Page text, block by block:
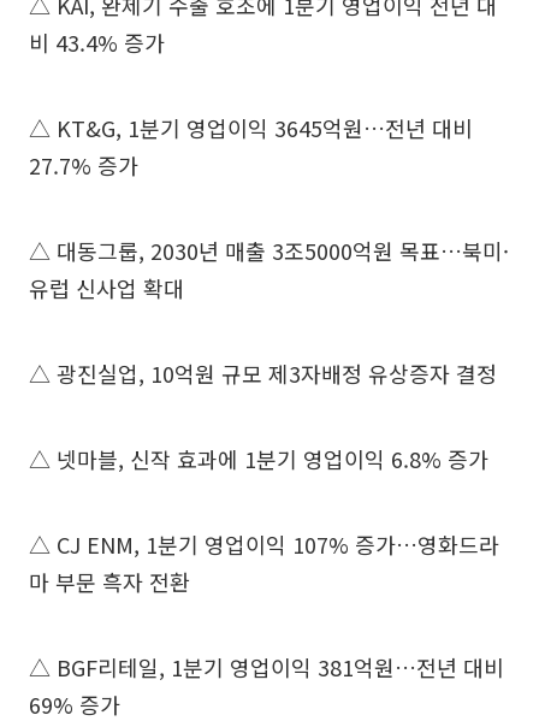
비 43.4% 증가
△ KT&G, 1분기 영업이익 3645억원…전년 대비
27.7% 증가
△ 대동그룹, 2030년 매출 3조5000억원 목표…북미·
유럽 신사업 확대
△ 광진실업, 10억원 규모 제3자배정 유상증자 결정
△ 넷마블, 신작 효과에 1분기 영업이익 6.8% 증가
△ CJ ENM, 1분기 영업이익 107% 증가…영화드라
마 부문 흑자 전환
△ BGF리테일, 1분기 영업이익 381억원…전년 대비
69% 증가